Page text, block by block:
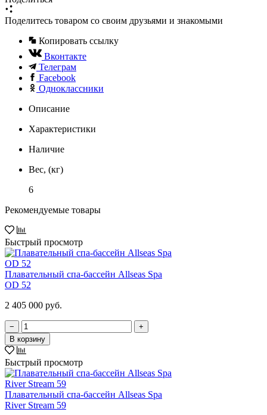
Поделитесь товаром со своим друзьями и знакомыми
Копировать ссылку
Вконтакте
Телеграм
Facebook
Одноклассники
Описание
Характеристики
Наличие
Вес, (кг)
6
Рекомендуемые товары
Быстрый просмотр
Плавательный спа-бассейн Allseas Spa
OD 52
2 405 000 руб.
−
+
В корзину
Быстрый просмотр
Плавательный спа-бассейн Allseas Spa
River Stream 59